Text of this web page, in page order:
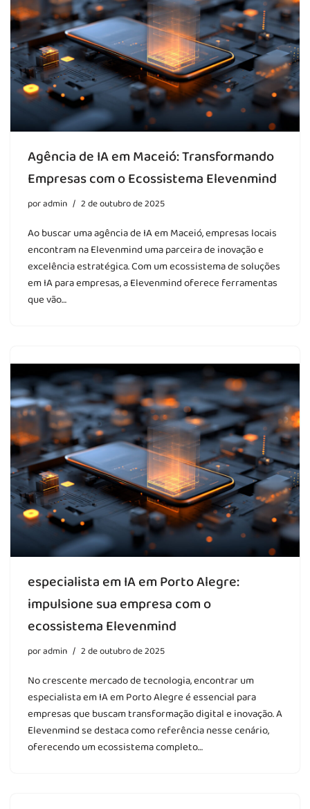
Agência de IA em Maceió: Transformando
Empresas com o Ecossistema Elevenmind
poradmin 2 de outubro de 2025
Ao buscar uma agência de IA em Maceió, empresas locais
encontram na Elevenmind uma parceira de inovação e
excelência estratégica. Com um ecossistema de soluções
em IA para empresas, a Elevenmind oferece ferramentas
que vão…
especialista em IA em Porto Alegre:
impulsione sua empresa com o
ecossistema Elevenmind
poradmin 2 de outubro de 2025
No crescente mercado de tecnologia, encontrar um
especialista em IA em Porto Alegre é essencial para
empresas que buscam transformação digital e inovação. A
Elevenmind se destaca como referência nesse cenário,
oferecendo um ecossistema completo…